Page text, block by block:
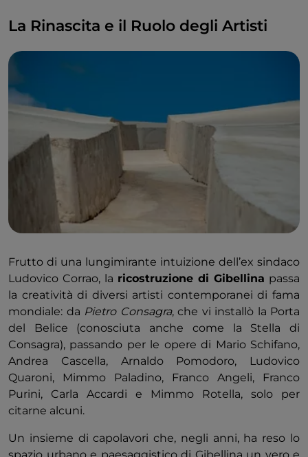
La Rinascita e il Ruolo degli Artisti
Frutto di una lungimirante intuizione dell’ex sindaco
Ludovico Corrao, la ricostruzione di Gibellina passa
la creatività di diversi artisti contemporanei di fama
mondiale: da Pietro Consagra, che vi installò la Porta
del Belice (conosciuta anche come la Stella di
Consagra), passando per le opere di Mario Schifano,
Andrea Cascella, Arnaldo Pomodoro, Ludovico
Quaroni, Mimmo Paladino, Franco Angeli, Franco
Purini, Carla Accardi e Mimmo Rotella, solo per
citarne alcuni.
Un insieme di capolavori che, negli anni, ha reso lo